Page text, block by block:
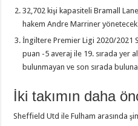
32,702 kişi kapasiteli Bramall Lane
hakem Andre Marriner
İngiltere Premier Ligi 2020/2021
puan -5 averaj ile 19. sırada yer
bulunmayan ve son sırada
İki takımın daha
Sheffield Utd ile Fulham arasında